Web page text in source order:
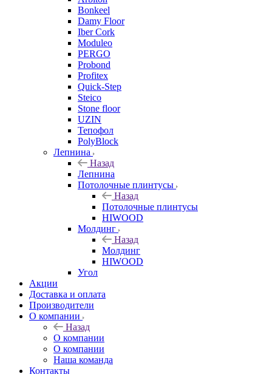
Bonkeel
Damy Floor
Iber Cork
Moduleo
PERGO
Probond
Profitex
Quick-Step
Steico
Stone floor
UZIN
Тепофол
PolyBlock
Лепнина
Назад
Лепнина
Потолочные плинтусы
Назад
Потолочные плинтусы
HIWOOD
Молдинг
Назад
Молдинг
HIWOOD
Угол
Акции
Доставка и оплата
Производители
О компании
Назад
О компании
О компании
Наша команда
Контакты